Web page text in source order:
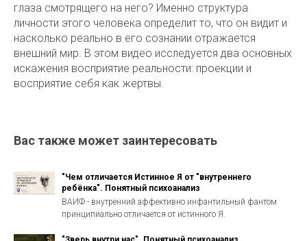
глаза смотрящего на него? Именно структура
личности этого человека определит то, что он видит и
насколько реально в его сознании отражается
внешний мир. В этом видео исследуется два основных
искажения восприятие реальности: проекции и
восприятие себя как жертвы.
Вас также может заинтересовать
"Чем отличается Истинное Я от "внутреннего
ребёнка". Понятный психоанализ
ВАИФ - внутренний аффективно инфантильный фантом
принципиально отличается от истинного Я.